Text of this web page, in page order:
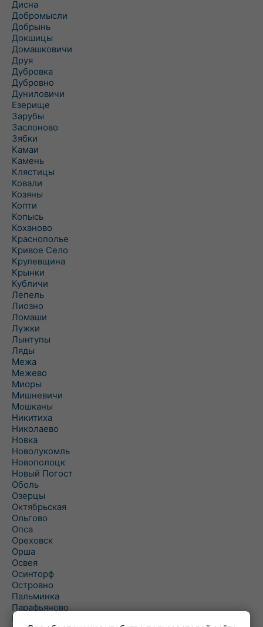
Дисна
Добромысли
Добрынь
Докшицы
Домашковичи
Друя
Дубровка
Дубровно
Дуниловичи
Езерище
Зарубы
Заслоново
Зябки
Камаи
Камень
Клястицы
Ковали
Козяны
Копти
Копысь
Коханово
Краснополье
Кривое Село
Крулевщина
Крынки
Кубличи
Лепель
Лиозно
Ломаши
Лужки
Лынтупы
Ляды
Межа
Межево
Миоры
Мишневичи
Мошканы
Никитиха
Николаево
Новка
Новолукомль
Новополоцк
Новый Погост
Оболь
Озерцы
Октябрьская
Ольгово
Опса
Ореховск
Орша
Освея
Осинторф
Островно
Пальминка
Парафьяново
Плисса